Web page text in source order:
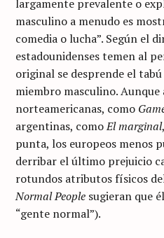
largamente prevalente o
masculino a menudo es
comedia o lucha”. Según el
estadounidenses temen al
original se desprende el
miembro masculino. Aunque
norteamericanas, como
argentinas, comoEl marginal
punta, los europeos menos
derribar el último prejuicio
rotundos atributos físicos
Normal People sugieran que
“gente normal”).